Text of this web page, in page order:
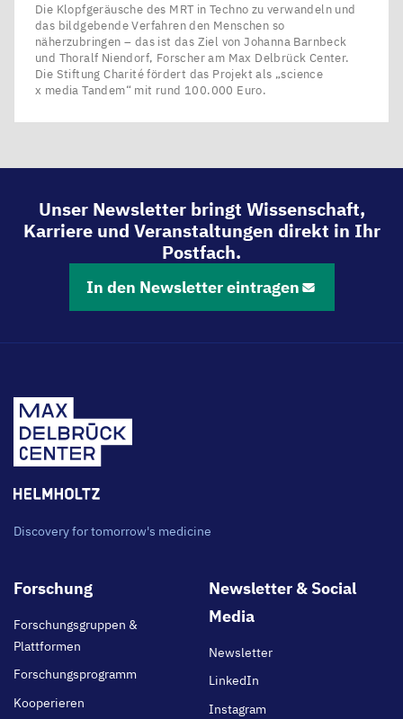
Die Klopfgeräusche des MRT in Techno zu verwandeln und
das bildgebende Verfahren den Menschen so
näherzubringen – das ist das Ziel von Johanna Barnbeck
und Thoralf Niendorf, Forscher am Max Delbrück Center.
Die Stiftung Charité fördert das Projekt als ​„science
x media Tandem“ mit rund 100.000 Euro.
Unser Newsletter bringt Wissenschaft,
Karriere und Veranstaltungen direkt in Ihr
Postfach.
In den Newsletter eintragen
Discovery for tomorrow's medicine
Footer
Forschung
Forschungsgruppen &
Plattformen
Forschungsprogramm
Kooperieren
Newsletter & Social
Media
Newsletter
LinkedIn
Instagram